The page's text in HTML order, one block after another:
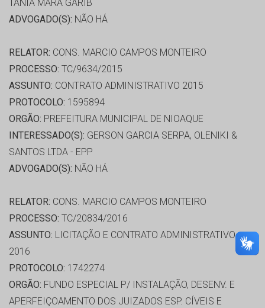
TANIA MARA GARIB
ADVOGADO(S): NÃO HÁ
RELATOR: CONS. MARCIO CAMPOS MONTEIRO
PROCESSO: TC/9634/2015
ASSUNTO: CONTRATO ADMINISTRATIVO 2015
PROTOCOLO: 1595894
ORGÃO: PREFEITURA MUNICIPAL DE NIOAQUE
INTERESSADO(S): GERSON GARCIA SERPA, OLENIKI &
SANTOS LTDA - EPP
ADVOGADO(S): NÃO HÁ
RELATOR: CONS. MARCIO CAMPOS MONTEIRO
PROCESSO: TC/20834/2016
ASSUNTO: LICITAÇÃO E CONTRATO ADMINISTRATIVO
2016
PROTOCOLO: 1742274
ORGÃO: FUNDO ESPECIAL P/ INSTALAÇÃO, DESENV. E
APERFEIÇOAMENTO DOS JUIZADOS ESP. CÍVEIS E